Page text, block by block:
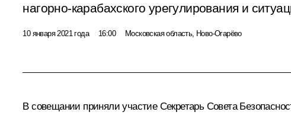
нагорно-карабахского урегулирования и
10 января 2021 года 16:00 Московская область, Ново-Огарёво
В совещании приняли участие Секретарь Совета